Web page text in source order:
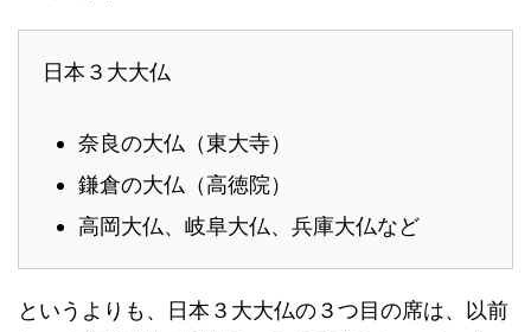
日本３大大仏
奈良の大仏（東大寺）
鎌倉の大仏（高徳院）
高岡大仏、岐阜大仏、兵庫大仏など
というよりも、日本３大大仏の３つ目の席は、以前